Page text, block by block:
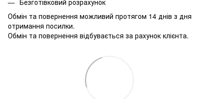
Безготівковий розрахунок
Обмін та повернення можливий протягом 14 днів з дня
отримання посилки.
Обмін та повернення відбувається за рахунок клієнта.